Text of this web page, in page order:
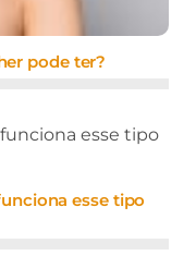
pode ter?
esse tipo